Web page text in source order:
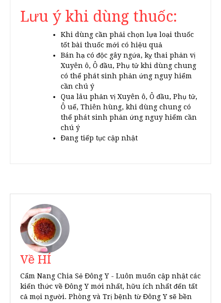
Lưu ý khi dùng thuốc:
Khi dùng cần phải chọn lựa loại thuốc
tốt bài thuốc mới có hiệu quả
Bán hạ có độc gây ngứa, kỵ thai phản vị
Xuyên ô, Ô đầu, Phụ tử khi dùng chung
có thể phát sinh phản ứng nguy hiểm
cần chú ý
Qua lâu phản vị Xuyên ô, Ô đầu, Phụ tử,
Ô uế, Thiên hùng, khi dùng chung có
thể phát sinh phản ứng nguy hiểm cần
chú ý
Đang tiếp tục cập nhật
Về HÍ
Cẩm Nang Chia Sẻ Đông Y - Luôn muốn cập nhật các
kiến thức về Đông Y mới nhất, hữu ích nhất đến tất
cả mọi người. Phòng và Trị bệnh từ Đông Y sẽ bền